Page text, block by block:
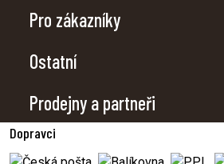
Pro zákazníky
Ostatní
Prodejny a partneři
Dopravci